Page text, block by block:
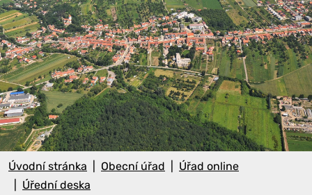
Úvodní stránka Obecní úřad
Úřad online
Úřední deska